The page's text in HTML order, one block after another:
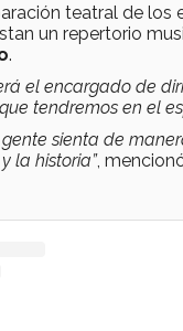
teatral de los
un repertorio
.
el encargado de
tendremos en el
gente sienta de
la historia”,